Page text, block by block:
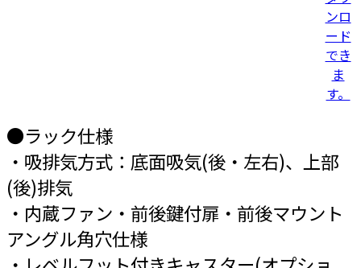
●ラック仕様
・吸排気方式：底面吸気(後・左右)、上部
(後)排気
・内蔵ファン・前後鍵付扉・前後マウント
アングル角穴仕様